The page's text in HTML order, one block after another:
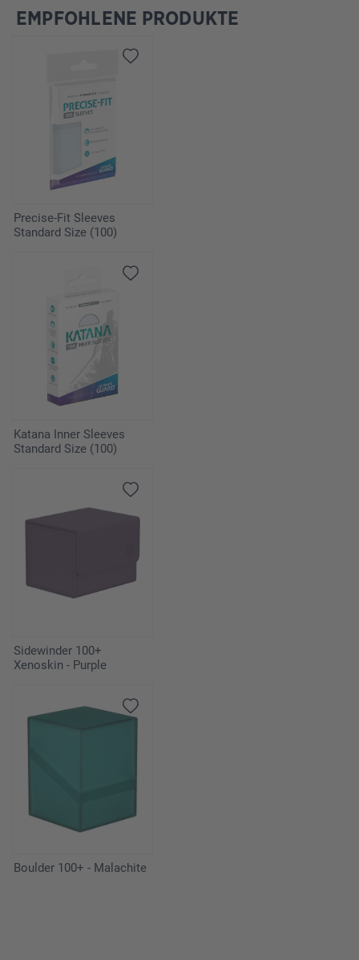
Salta la galleria dei prodotti
EMPFOHLENE PRODUKTE
Precise-Fit Sleeves
Standard Size (100)
Katana Inner Sleeves
Standard Size (100)
Sidewinder 100+
Xenoskin - Purple
Boulder 100+ - Malachite